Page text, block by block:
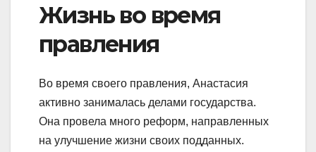
Жизнь во время
правления
Во время своего правления, Анастасия
активно занималась делами государства.
Она провела много реформ, направленных
на улучшение жизни своих подданных.